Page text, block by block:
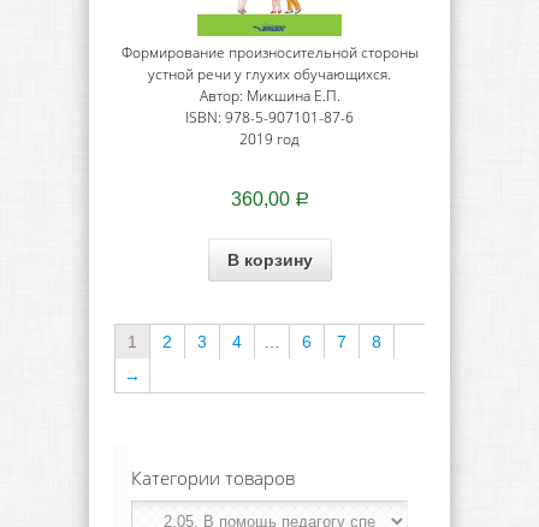
Формирование произносительной стороны
устной речи у глухих обучающихся.
Автор: Микшина Е.П.
ISBN: 978-5-907101-87-6
2019 год
360,00 Р
В корзину
1 2 3 4 6 7
8
→
Категории товаров